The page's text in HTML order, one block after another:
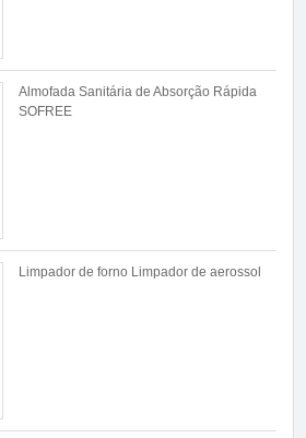
Almofada Sanitária de Absorção Rápida
SOFREE
Limpador de forno Limpador de aerossol